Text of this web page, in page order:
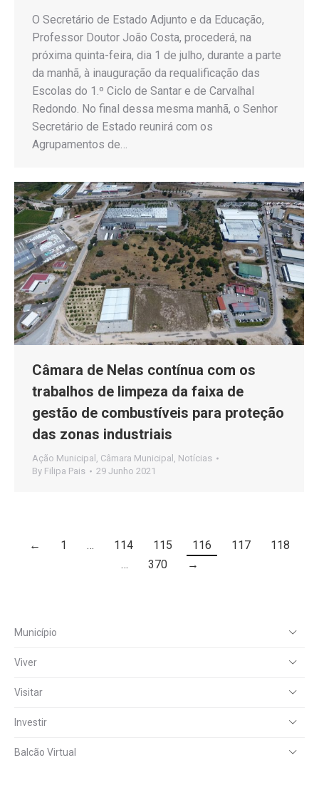
O Secretário de Estado Adjunto e da Educação,
Professor Doutor João Costa, procederá, na
próxima quinta-feira, dia 1 de julho, durante a parte
da manhã, à inauguração da requalificação das
Escolas do 1.º Ciclo de Santar e de Carvalhal
Redondo. No final dessa mesma manhã, o Senhor
Secretário de Estado reunirá com os
Agrupamentos de…
Câmara de Nelas contínua com os
trabalhos de limpeza da faixa de
gestão de combustíveis para proteção
das zonas industriais
Ação Municipal , Câmara Municipal , Notícias
By Filipa Pais 29 Junho 2021
← 1 … 114 115 116 117
118
…
370 →
Município
Viver
Visitar
Investir
Balcão Virtual